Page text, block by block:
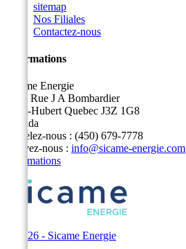
sitemap
Nos Filiales
Contactez-nous
Informations
Sicame Energie
5400 Rue J A Bombardier
Saint-Hubert Quebec J3Z 1G8
Canada
Appelez-nous : (450) 679-7778
Écrivez-nous : info@sicame-energie.com
Informations
© 2026 - Sicame Energie